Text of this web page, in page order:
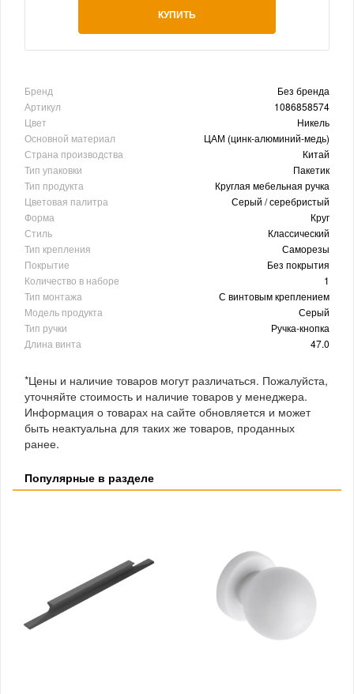
КУПИТЬ
Бренд
Без бренда
Артикул
1086858574
Цвет
Никель
Основной материал
ЦАМ (цинк-алюминий-медь)
Страна производства
Китай
Тип упаковки
Пакетик
Тип продукта
Круглая мебельная ручка
Цветовая палитра
Серый / серебристый
Форма
Круг
Стиль
Классический
Тип крепления
Саморезы
Покрытие
Без покрытия
Количество в наборе
1
Тип монтажа
С винтовым креплением
Модель продукта
Серый
Тип ручки
Ручка-кнопка
Длина винта
47.0
*Цены и наличие товаров могут различаться. Пожалуйста,
уточняйте стоимость и наличие товаров у менеджера.
Информация о товарах на сайте обновляется и может
быть неактуальна для таких же товаров, проданных
ранее.
Популярные в разделе